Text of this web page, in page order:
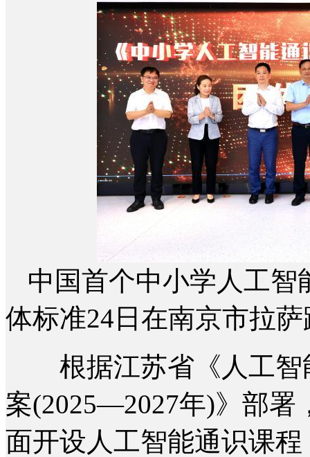
中国首个中小学人工
体标准24日在南京市拉
根据江苏省《人工智
案(2025—2027年)》部署
面开设人工智能通识课